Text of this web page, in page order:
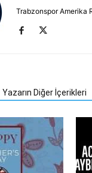
Trabzonspor Amerika
Yazarın Diğer İçerikleri